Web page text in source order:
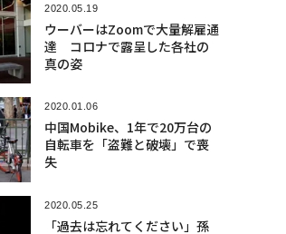
2020.05.19
ウーバーはZoomで大量解雇通
達 コロナで露呈した各社の
真の姿
2020.01.06
中国Mobike、1年で20万台の
自転車を「盗難と破壊」で喪
失
2020.05.25
「過去は忘れてください」孫